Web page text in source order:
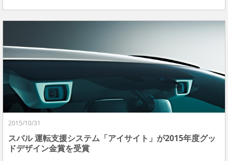
2015/10/31
スバル 運転支援システム「アイサイト」が2015年度グッ
ドデザイン金賞を受賞